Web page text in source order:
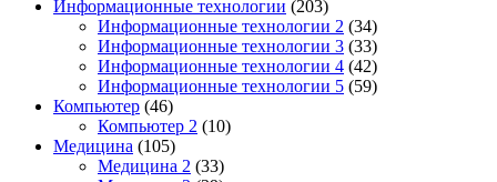
Информационные технологии (203)
Информационные технологии 2 (34)
Информационные технологии 3 (33)
Информационные технологии 4 (42)
Информационные технологии 5 (59)
Компьютер (46)
Компьютер 2 (10)
Медицина (105)
Медицина 2 (33)